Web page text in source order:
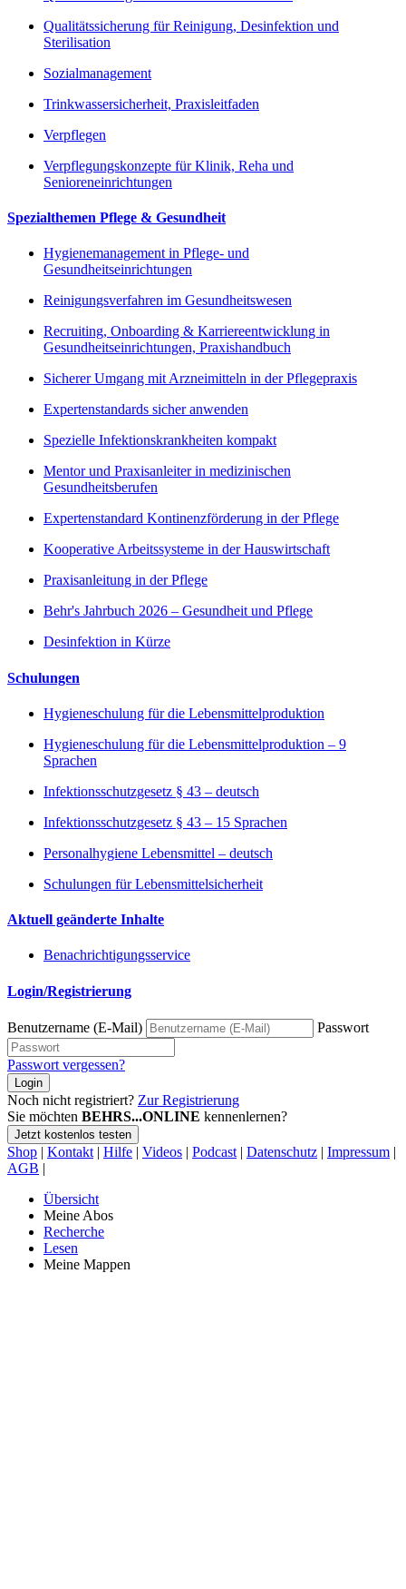
Qualitätssicherung für Reinigung, Desinfektion und
Sterilisation
Sozialmanagement
Trinkwassersicherheit, Praxisleitfaden
Verpflegen
Verpflegungskonzepte für Klinik, Reha und
Senioreneinrichtungen
Spezialthemen Pflege & Gesundheit
Hygienemanagement in Pflege- und
Gesundheitseinrichtungen
Reinigungsverfahren im Gesundheitswesen
Recruiting, Onboarding & Karriereentwicklung in
Gesundheitseinrichtungen, Praxishandbuch
Sicherer Umgang mit Arzneimitteln in der Pflegepraxis
Expertenstandards sicher anwenden
Spezielle Infektionskrankheiten kompakt
Mentor und Praxisanleiter in medizinischen
Gesundheitsberufen
Expertenstandard Kontinenzförderung in der Pflege
Kooperative Arbeitssysteme in der Hauswirtschaft
Praxisanleitung in der Pflege
Behr's Jahrbuch 2026 – Gesundheit und Pflege
Desinfektion in Kürze
Schulungen
Hygieneschulung für die Lebensmittelproduktion
Hygieneschulung für die Lebensmittelproduktion – 9
Sprachen
Infektionsschutzgesetz § 43 – deutsch
Infektionsschutzgesetz § 43 – 15 Sprachen
Personalhygiene Lebensmittel – deutsch
Schulungen für Lebensmittelsicherheit
Aktuell geänderte Inhalte
Benachrichtigungsservice
Login/Registrierung
Benutzername (E-Mail) Passwort
Passwort vergessen?
Login
Noch nicht registriert? Zur Registrierung
Sie möchten BEHRS...ONLINE kennenlernen?
Jetzt kostenlos testen
Shop | Kontakt | Hilfe | Videos | Podcast | Datenschutz | Impressum |
AGB |
Übersicht
Meine Abos
Recherche
Lesen
Meine Mappen